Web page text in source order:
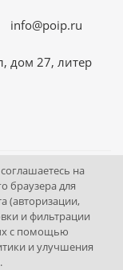
info@poip.ru
дом 27, литер
Интернет
дом 27, литер А,
на
браузера для
(авторизации,
и фильтрации
с помощью
и улучшения